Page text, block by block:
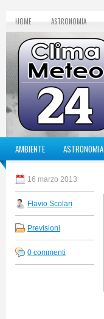
HOME ASTRONOMIA
AMBIENTE ASTRONOMIA
16 marzo 2013
Flavio Scolari
Previsioni
0 commenti